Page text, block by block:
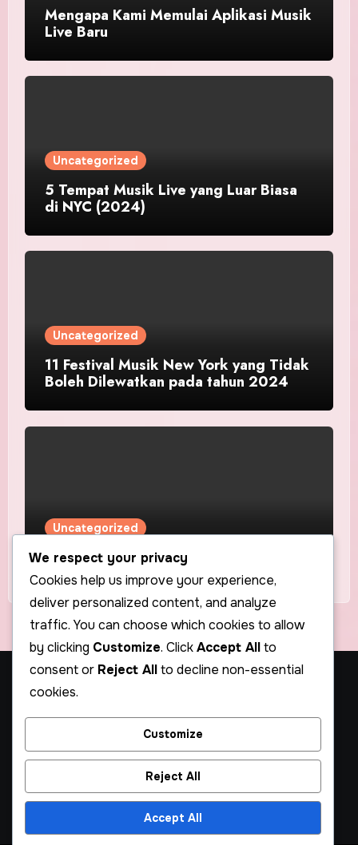
Mengapa Kami Memulai Aplikasi Musik
Live Baru
Uncategorized
5 Tempat Musik Live yang Luar Biasa
di NYC (2024)
Uncategorized
11 Festival Musik New York yang Tidak
Boleh Dilewatkan pada tahun 2024
Uncategorized
Sorotan Artis Pertama Kami – Nory
Stars in Coma – Musik
Alternatif & Indie Pop
Musik Indie Pop dengan Sentuhan Eksperimental
We respect your privacy
Cookies help us improve your experience,
deliver personalized content, and analyze
traffic. You can choose which cookies to allow
by clicking Customize. ClickAccept Allto
consent or Reject Allto decline non-essential
cookies.
Customize
Reject All
Accept All